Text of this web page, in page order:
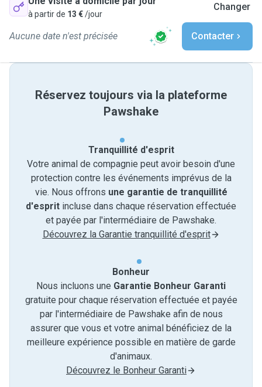
à partir de 13 €/jour
Changer
Aucune date n'est précisée Contacter
Réservez toujours via la plateforme
Pawshake
Tranquillité d'esprit
Votre animal de compagnie peut avoir besoin d'une
protection contre les événements imprévus de la
vie. Nous offrons une garantie de tranquillité
d'esprit incluse dans chaque réservation effectuée
et payée par l'intermédiaire de Pawshake.
Découvrez la Garantie tranquillité d'esprit
Bonheur
Nous incluons une Garantie Bonheur Garanti
gratuite pour chaque réservation effectuée et payée
par l'intermédiaire de Pawshake afin de nous
assurer que vous et votre animal bénéficiez de la
meilleure expérience possible en matière de garde
d'animaux.
Découvrez le Bonheur Garanti